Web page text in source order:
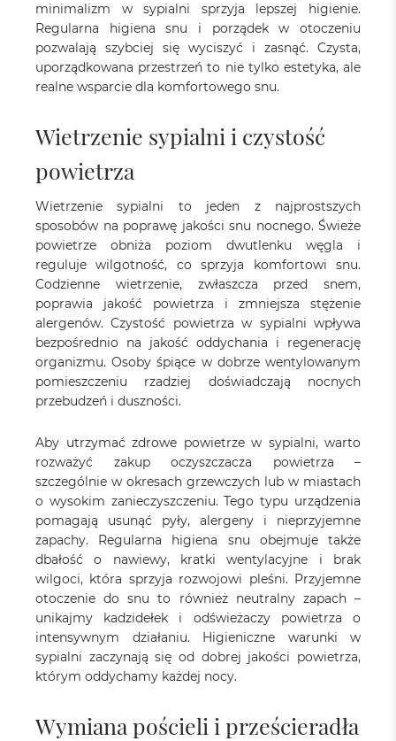
minimalizm w sypialni sprzyja lepszej higienie.
Regularna higiena snu i porządek w otoczeniu
pozwalają szybciej się wyciszyć i zasnąć. Czysta,
uporządkowana przestrzeń to nie tylko estetyka, ale
realne wsparcie dla komfortowego snu.
Wietrzenie sypialni i czystość
powietrza
Wietrzenie sypialni to jeden z najprostszych
sposobów na poprawę jakości snu nocnego. Świeże
powietrze obniża poziom dwutlenku węgla i
reguluje wilgotność, co sprzyja komfortowi snu.
Codzienne wietrzenie, zwłaszcza przed snem,
poprawia jakość powietrza i zmniejsza stężenie
alergenów. Czystość powietrza w sypialni wpływa
bezpośrednio na jakość oddychania i regenerację
organizmu. Osoby śpiące w dobrze wentylowanym
pomieszczeniu rzadziej doświadczają nocnych
przebudzeń i duszności.
Aby utrzymać zdrowe powietrze w sypialni, warto
rozważyć zakup oczyszczacza powietrza –
szczególnie w okresach grzewczych lub w miastach
o wysokim zanieczyszczeniu. Tego typu urządzenia
pomagają usunąć pyły, alergeny i nieprzyjemne
zapachy. Regularna higiena snu obejmuje także
dbałość o nawiewy, kratki wentylacyjne i brak
wilgoci, która sprzyja rozwojowi pleśni. Przyjemne
otoczenie do snu to również neutralny zapach –
unikajmy kadzidełek i odświeżaczy powietrza o
intensywnym działaniu. Higieniczne warunki w
sypialni zaczynają się od dobrej jakości powietrza,
którym oddychamy każdej nocy.
Wymiana pościeli i prześcieradła